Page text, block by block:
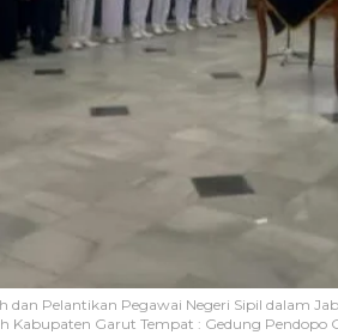
dan Pelantikan Pegawai Negeri Sipil dalam
Kabupaten Garut Tempat : Gedung Pendopo